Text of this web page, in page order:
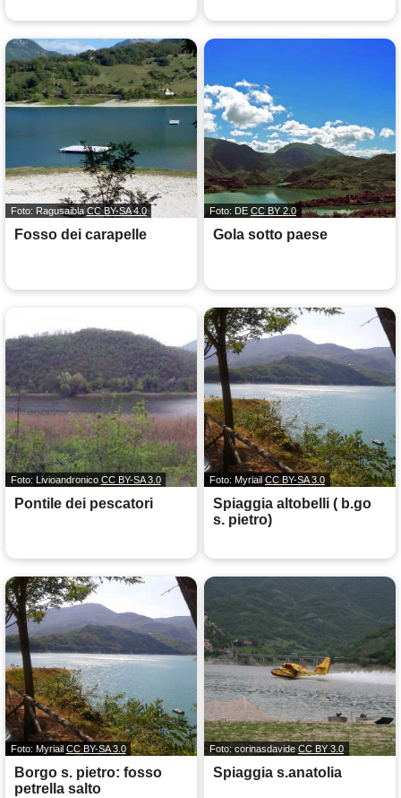
Foto: Ragusaibla CC BY-SA 4.0
Fosso dei carapelle
Foto: DE CC BY 2.0
Gola sotto paese
Foto: Livioandronico CC BY-SA 3.0
Pontile dei pescatori
Foto: Myriail CC BY-SA 3.0
Spiaggia altobelli ( b.go
s. pietro)
Foto: MyriailCC BY-SA 3.0
Borgo s. pietro: fosso
petrella salto
Foto: corinasdavide CC BY 3.0
Spiaggia s.anatolia